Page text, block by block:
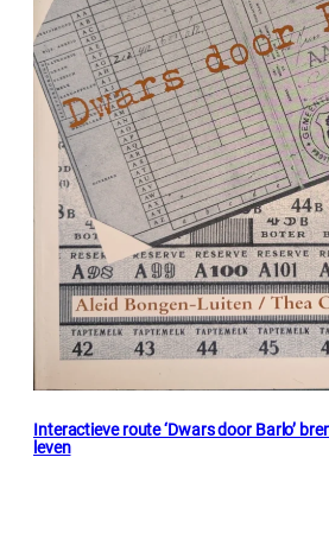
Interactieve route ‘Dwars door Barlo’
leven